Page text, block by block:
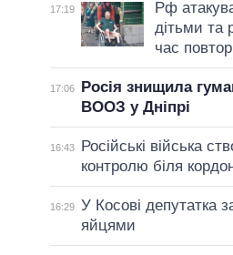
17:19
Рф
дітьми та
час
17:06
Росія знищила
ВООЗ у Дніпрі
16:43
Російські війська
контролю біля
16:29 У Косові депутатка
яйцями